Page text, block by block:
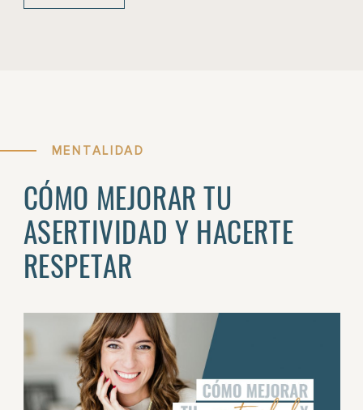
MENTALIDAD
CÓMO MEJORAR TU
ASERTIVIDAD Y HACERTE
RESPETAR